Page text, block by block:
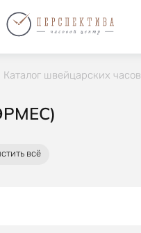
Каталог швейцарских часов
всё